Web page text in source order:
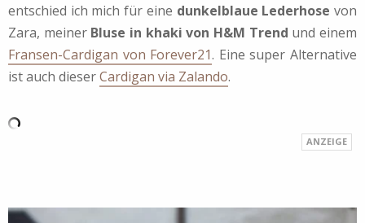
entschied ich mich für eine dunkelblaue Lederhose von
Zara, meiner Bluse in khaki von H&M Trend und einem
Fransen-Cardigan von Forever21. Eine super Alternative
ist auch dieserCardigan via Zalando.